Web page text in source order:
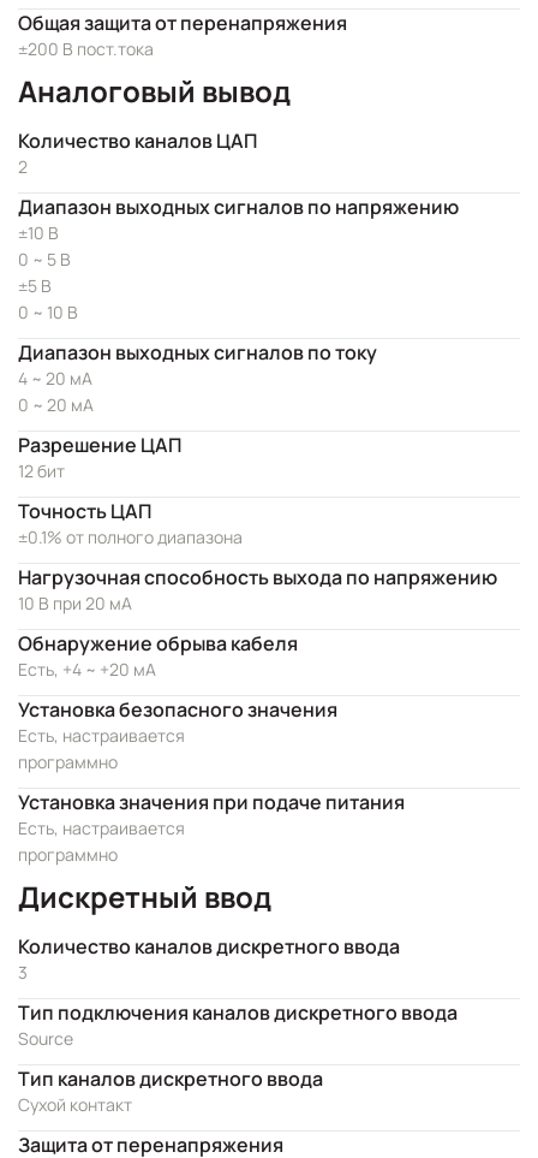
Общая защита от перенапряжения
±200 В пост.тока
Аналоговый вывод
Количество каналов ЦАП
2
Диапазон выходных сигналов по напряжению
±10 В
0 ~ 5 В
±5 В
0 ~ 10 В
Диапазон выходных сигналов по току
4 ~ 20 мА
0 ~ 20 мА
Разрешение ЦАП
12 бит
Точность ЦАП
±0.1% от полного диапазона
Нагрузочная способность выхода по напряжению
10 В при 20 мА
Обнаружение обрыва кабеля
Есть, +4 ~ +20 мА
Установка безопасного значения
Есть, настраивается
программно
Установка значения при подаче питания
Есть, настраивается
программно
Дискретный ввод
Количество каналов дискретного ввода
3
Тип подключения каналов дискретного ввода
Source
Тип каналов дискретного ввода
Сухой контакт
Защита от перенапряжения